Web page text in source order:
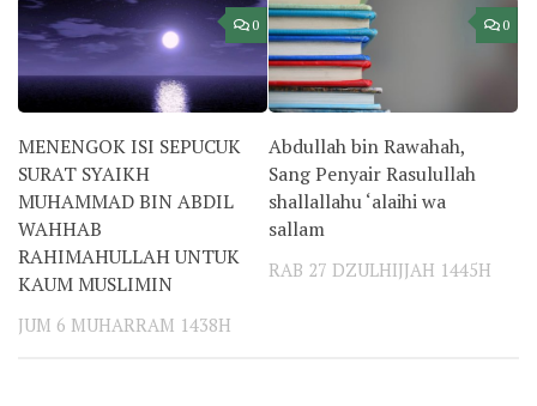
0
MENENGOK ISI SEPUCUK
SURAT SYAIKH
MUHAMMAD BIN ABDIL
WAHHAB
RAHIMAHULLAH UNTUK
KAUM MUSLIMIN
JUM 6 MUHARRAM 1438H
0
Abdullah bin Rawahah,
Sang Penyair Rasulullah
shallallahu ‘alaihi wa
sallam
RAB 27 DZULHIJJAH 1445H